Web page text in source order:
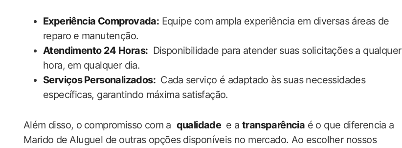
Experiência Comprovada: Equipe⁤ com ampla experiência em diversas áreas de
reparo⁤ e manutenção.
Atendimento 24 ‌Horas: ⁤ Disponibilidade para atender suas‍ solicitações a qualquer
hora,⁤ em qualquer dia.
Serviços⁢ Personalizados: ⁣ Cada⁢ serviço é adaptado às suas necessidades
específicas, garantindo máxima satisfação.
Além disso, ‌o⁢ compromisso com a ​ qualidade⁤ e atransparência é o que‌ diferencia⁤ a
Marido de⁤ Aluguel de⁤ outras opções ⁢disponíveis no mercado. Ao escolher nossos⁤